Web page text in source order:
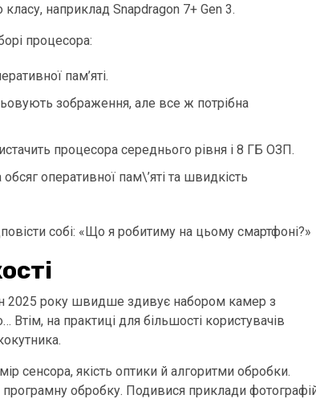
наприклад Snapdragon 7+ Gen 3.
процесора:
пам’яті.
зображення, але все ж потрібна
процесора середнього рівня і 8 ГБ ОЗП.
оперативної пам\’яті та швидкість
собі: «Що я робитиму на цьому смартфоні?»
2025 року швидше здивує набором камер з
на практиці для більшості користувачів
сенсора, якість оптики й алгоритми обробки.
обробку. Подивися приклади